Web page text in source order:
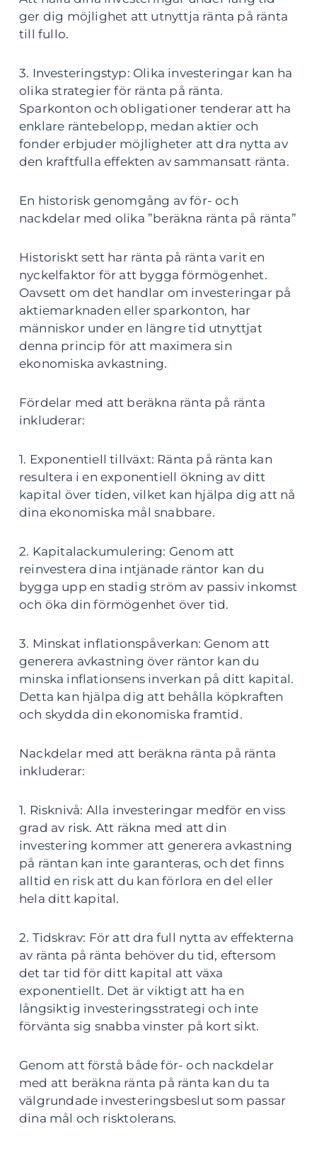
ger dig möjlighet att utnyttja ränta på ränta
till fullo.
3. Investeringstyp: Olika investeringar kan ha
olika strategier för ränta på ränta.
Sparkonton och obligationer tenderar att ha
enklare räntebelopp, medan aktier och
fonder erbjuder möjligheter att dra nytta av
den kraftfulla effekten av sammansatt ränta.
En historisk genomgång av för- och
nackdelar med olika ”beräkna ränta på ränta”
Historiskt sett har ränta på ränta varit en
nyckelfaktor för att bygga förmögenhet.
Oavsett om det handlar om investeringar på
aktiemarknaden eller sparkonton, har
människor under en längre tid utnyttjat
denna princip för att maximera sin
ekonomiska avkastning.
Fördelar med att beräkna ränta på ränta
inkluderar:
1. Exponentiell tillväxt: Ränta på ränta kan
resultera i en exponentiell ökning av ditt
kapital över tiden, vilket kan hjälpa dig att nå
dina ekonomiska mål snabbare.
2. Kapitalackumulering: Genom att
reinvestera dina intjänade räntor kan du
bygga upp en stadig ström av passiv inkomst
och öka din förmögenhet över tid.
3. Minskat inflationspåverkan: Genom att
generera avkastning över räntor kan du
minska inflationsens inverkan på ditt kapital.
Detta kan hjälpa dig att behålla köpkraften
och skydda din ekonomiska framtid.
Nackdelar med att beräkna ränta på ränta
inkluderar:
1. Risknivå: Alla investeringar medför en viss
grad av risk. Att räkna med att din
investering kommer att generera avkastning
på räntan kan inte garanteras, och det finns
alltid en risk att du kan förlora en del eller
hela ditt kapital.
2. Tidskrav: För att dra full nytta av effekterna
av ränta på ränta behöver du tid, eftersom
det tar tid för ditt kapital att växa
exponentiellt. Det är viktigt att ha en
långsiktig investeringsstrategi och inte
förvänta sig snabba vinster på kort sikt.
Genom att förstå både för- och nackdelar
med att beräkna ränta på ränta kan du ta
välgrundade investeringsbeslut som passar
dina mål och risktolerans.